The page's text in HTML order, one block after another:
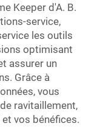
Keeper d'A. B.
service,
les outils
optimisant
assurer un
Grâce à
vous
ravitaillement,
vos bénéfices.